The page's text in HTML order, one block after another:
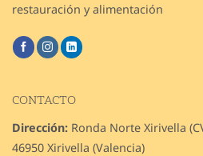
restauración y alimentación
CONTACTO
Dirección: Ronda Norte Xirivella
46950 Xirivella (Valencia)